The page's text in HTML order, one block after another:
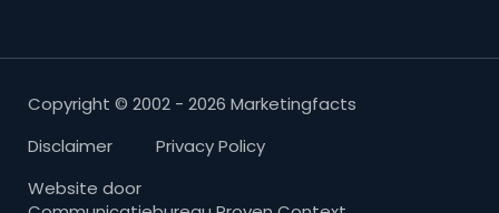
Copyright © 2002 - 2026 Marketingfacts
Disclaimer
Privacy Policy
Website door